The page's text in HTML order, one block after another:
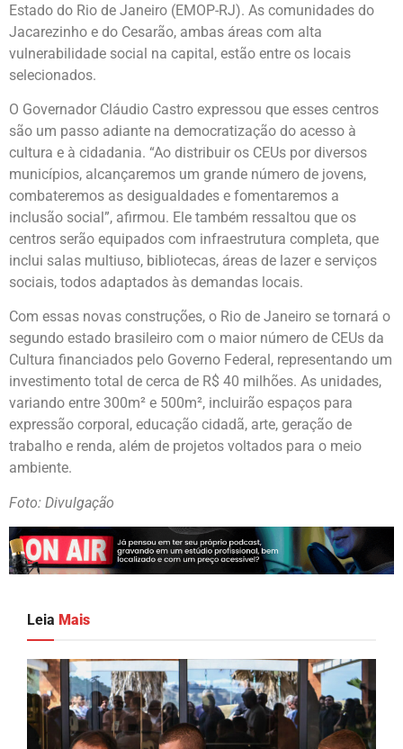
Estado do Rio de Janeiro (EMOP-RJ). As comunidades do
Jacarezinho e do Cesarão, ambas áreas com alta
vulnerabilidade social na capital, estão entre os locais
selecionados.
O Governador Cláudio Castro expressou que esses centros
são um passo adiante na democratização do acesso à
cultura e à cidadania. “Ao distribuir os CEUs por diversos
municípios, alcançaremos um grande número de jovens,
combateremos as desigualdades e fomentaremos a
inclusão social”, afirmou. Ele também ressaltou que os
centros serão equipados com infraestrutura completa, que
inclui salas multiuso, bibliotecas, áreas de lazer e serviços
sociais, todos adaptados às demandas locais.
Com essas novas construções, o Rio de Janeiro se tornará o
segundo estado brasileiro com o maior número de CEUs da
Cultura financiados pelo Governo Federal, representando um
investimento total de cerca de R$ 40 milhões. As unidades,
variando entre 300m² e 500m², incluirão espaços para
expressão corporal, educação cidadã, arte, geração de
trabalho e renda, além de projetos voltados para o meio
ambiente.
Foto: Divulgação
Leia Mais